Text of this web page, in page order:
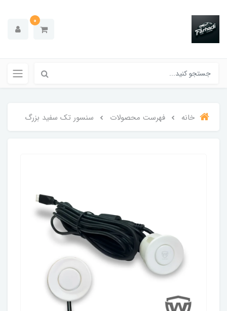
0
خانه فهرست محصولات سنسور تک سفید بزرگ